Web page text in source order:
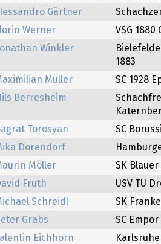
Gärtner
Werner VSG
Winkler
1883
Müller SC 1928
Berresheim
Torosyan SC
Dorendorf
Möller SK
Fruth USV TU
Schreidl SK
Grabs SC
Eichhorn